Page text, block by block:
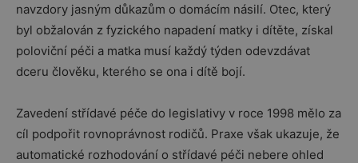
navzdory jasným důkazům o domácím násilí. Otec, který
byl obžalován z fyzického napadení matky i dítěte, získal
poloviční péči a matka musí každý týden odevzdávat
dceru člověku, kterého se ona i dítě bojí.
Zavedení střídavé péče do legislativy v roce 1998 mělo za
cíl podpořit rovnoprávnost rodičů. Praxe však ukazuje, že
automatické rozhodování o střídavé péči nebere ohled